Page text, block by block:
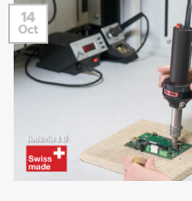
14
Oct